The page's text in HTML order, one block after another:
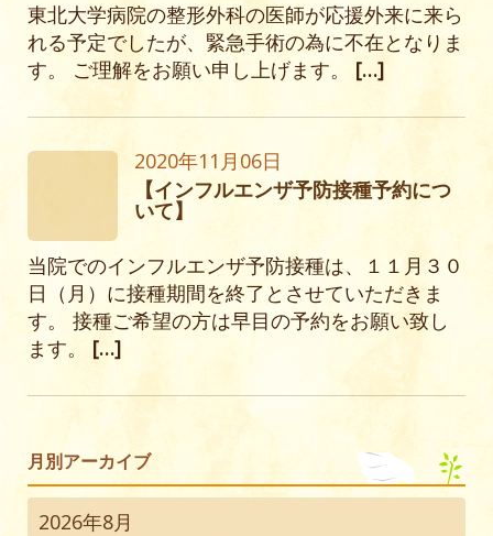
東北大学病院の整形外科の医師が応援外来に来ら
れる予定でしたが、緊急手術の為に不在となりま
す。 ご理解をお願い申し上げます。 […]
2020年11月06日
【インフルエンザ予防接種予約につ
いて】
当院でのインフルエンザ予防接種は、１１月３０
日（月）に接種期間を終了とさせていただきま
す。 接種ご希望の方は早目の予約をお願い致し
ます。 […]
月別アーカイブ
2026年8月